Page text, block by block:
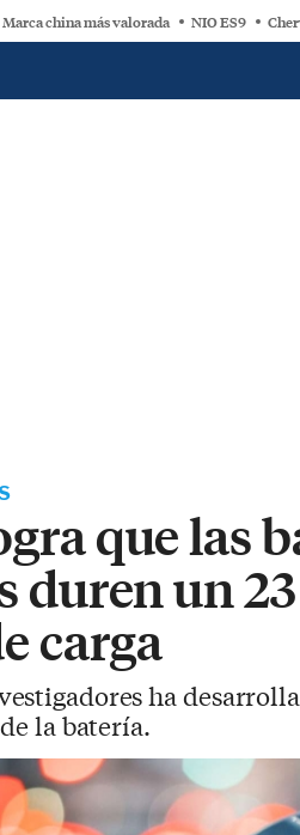
Marca china más valorada NIO ES9
que las
duren un
carga
ha
la batería.